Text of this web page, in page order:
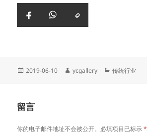
FacebookWhatsApp
复
制
Posted
2019-06-10 Author
ycgallery Categories
传统行业
留言
你的电子邮件地址不会被公开。必填项目已标示*